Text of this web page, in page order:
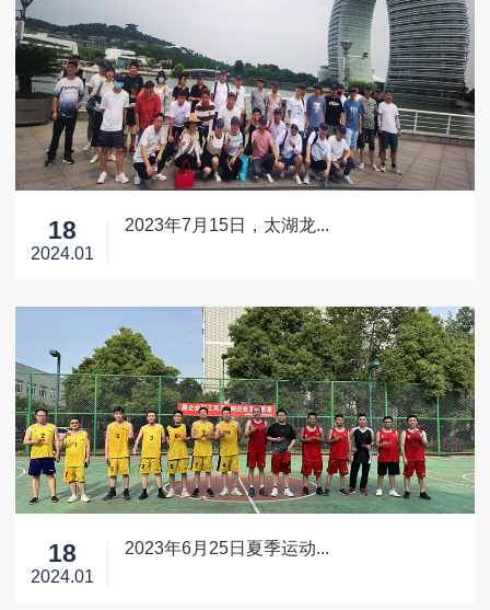
18
2024.01
2023年7月15日，太湖龙...
18
2024.01
2023年6月25日夏季运动...